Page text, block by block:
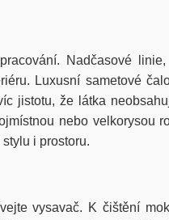
. Nadčasové linie,
. Luxusní sametové
jistotu, že látka
nebo velkorysou
stylu i prostoru.
vysavač. K čištění